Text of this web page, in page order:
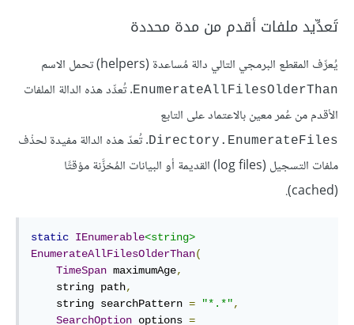
تَعدِّيد ملفات أقدم من مدة محددة
يُعرِّف المقطع البرمجي التالي دالة مُساعدة (helpers) تحمل الاسم
EnumerateAllFilesOlderThan. تُعدِّد هذه الدالة الملفات
الأقدم من عُمر معين بالاعتماد على التابع
Directory.EnumerateFiles. تُعدّ هذه الدالة مفيدة لحذْف
ملفات التسجيل (log files) القديمة أو البيانات المُخزَّنة مؤقتًا
(cached).
static IEnumerable<string>
EnumerateAllFilesOlderThan(
TimeSpan maximumAge,
    string path
,
    string searchPattern
= "*.*",
SearchOption options =